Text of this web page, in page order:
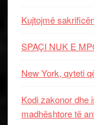
Kujtojmë
SPAÇI NUK E
New York, qyteti
Kodi zakonor dhe
madhështore të